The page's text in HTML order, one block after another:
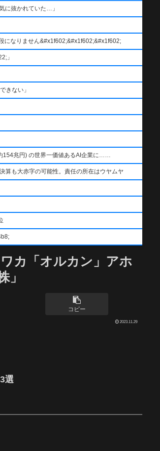
に抜かれていた…」
になりません&#x1f602;&#x1f602;&#x1f602;
」
きない」
154兆円) の世界一価値あるAI企業に……
算も大赤字の可能性。責任の所在はウヤムヤ
カ「オルカン」アホ
」
コピー
2023.11.29
選